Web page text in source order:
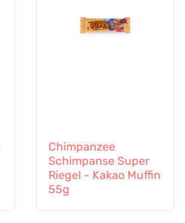
Chimpanzee
Schimpanse Super
Riegel - Kakao Muffin
55g